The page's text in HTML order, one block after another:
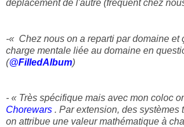
déplacement de l'autre (fréquent chez
-« Chez nous on a reparti par domaine et
charge mentale liée au domaine en
(@FilledAlbum)
- « Très spécifique mais avec mon coloc
Chorewars . Par extension, des systèmes
on attribue une valeur mathématique à